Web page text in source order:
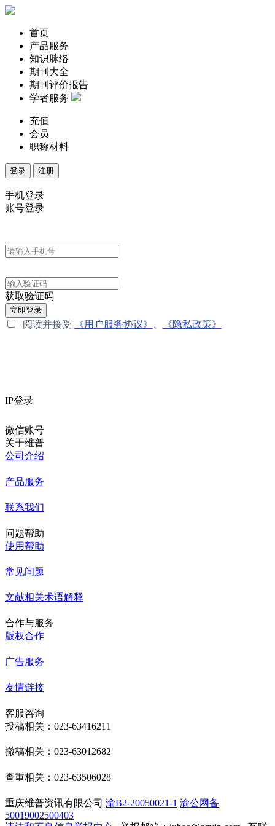
首页
产品服务
知识脉络
期刊大全
期刊评价报告
学者服务
充值
会员
职称材料
登录 注册
手机登录
账号登录
获取验证码
立即登录
阅读并接受 《用户服务协议》 《隐私政策》
IP登录
微信账号
关于维普
公司介绍
产品服务
联系我们
问题帮助
使用帮助
常见问题
文献相关术语解释
合作与服务
版权合作
广告服务
友情链接
客服咨询
投稿相关：023-63416211
撤稿相关：023-63012682
查重相关：023-63506028
重庆维普资讯有限公司 渝B2-20050021-1 渝公网备
50019002500403